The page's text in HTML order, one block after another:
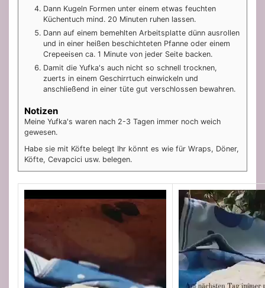
Dann Kugeln Formen unter einem etwas feuchten
Küchentuch mind. 20 Minuten ruhen lassen.
Dann auf einem bemehlten Arbeitsplatte dünn ausrollen
und in einer heißen beschichteten Pfanne oder einem
Crepeeisen ca. 1 Minute von jeder Seite backen.
Damit die Yufka's auch nicht so schnell trocknen,
zuerts in einem Geschirrtuch einwickeln und
anschließend in einer tüte gut verschlossen bewahren.
Notizen
Meine Yufka's waren nach 2-3 Tagen immer noch weich
gewesen.
Habe sie mit Köfte belegt Ihr könnt es wie für Wraps, Döner,
Köfte, Cevapcici usw. belegen.